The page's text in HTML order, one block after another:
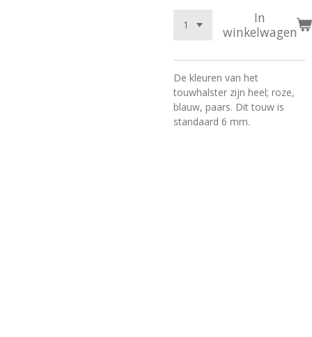
In
winkelwagen
De kleuren van het
touwhalster zijn heel; roze,
blauw, paars. Dit touw is
standaard 6 mm.